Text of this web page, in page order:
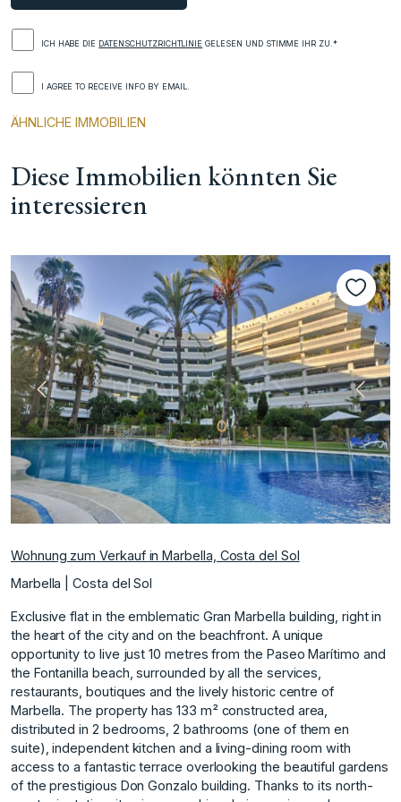
ICH HABE DIE DATENSCHUTZRICHTLINIE GELESEN UND STIMME IHR ZU.*
I AGREE TO RECEIVE INFO BY EMAIL.
ÄHNLICHE IMMOBILIEN
Diese Immobilien könnten Sie
interessieren
Vorherige
Wohnung zum Verkauf in Marbella, Costa del Sol
Marbella | Costa del Sol
Exclusive flat in the emblematic Gran Marbella building, right in
the heart of the city and on the beachfront. A unique
opportunity to live just 10 metres from the Paseo Marítimo and
the Fontanilla beach, surrounded by all the services,
restaurants, boutiques and the lively historic centre of
Marbella. The property has 133 m² constructed area,
distributed in 2 bedrooms, 2 bathrooms (one of them en
suite), independent kitchen and a living-dining room with
access to a fantastic terrace overlooking the beautiful gardens
of the prestigious Don Gonzalo building. Thanks to its north-